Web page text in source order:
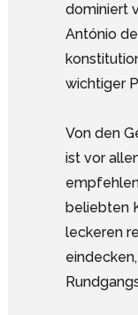
dominiert
António
wichtiger
Von den
ist vor
beliebten
leckeren